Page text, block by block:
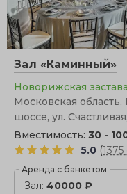
Зал «Каминный»
Новорижская застава
Московская
шоссе, ул.
Вместимость: 30 -
5.0 (
Аренда с банкетом
Зал: 40000 ₽